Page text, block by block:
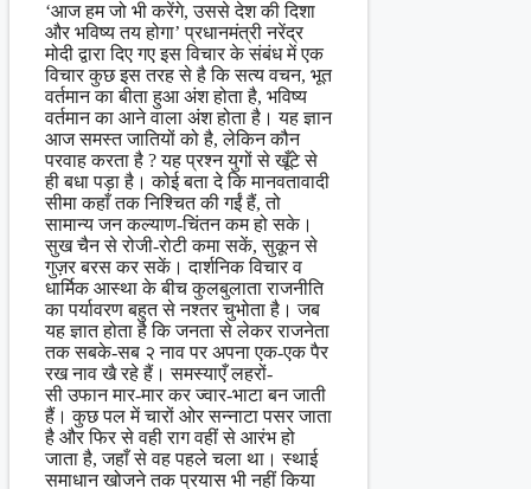
‘आज हम जो भी करेंगे, उससे देश की दिशा
और भविष्य तय होगा’ प्रधानमंत्री नरेंद्र
मोदी द्वारा दिए गए इस विचार के संबंध में एक
विचार कुछ इस तरह से है कि सत्य वचन, भूत
वर्तमान का बीता हुआ अंश होता है, भविष्य
वर्तमान का आने वाला अंश होता है। यह ज्ञान
आज समस्त जातियों को है, लेकिन कौन
परवाह करता है ? यह प्रश्न युगों से खूँटे से
ही बधा पड़ा है। कोई बता दे कि मानवतावादी
सीमा कहाँ तक निश्चित की गईं हैं, तो
सामान्य जन कल्याण-चिंतन कम हो सके।
सुख चैन से रोजी-रोटी कमा सकें, सुकून से
गुज़र बरस कर सकें। दार्शनिक विचार व
धार्मिक आस्था के बीच कुलबुलाता राजनीति
का पर्यावरण बहुत से नश्तर चुभोता है। जब
यह ज्ञात होता है कि जनता से लेकर राजनेता
तक सबके-सब २ नाव पर अपना एक-एक पैर
रख नाव खै रहे हैं। समस्याएँ लहरों-
सी उफान मार-मार कर ज्वार-भाटा बन जाती
हैं। कुछ पल में चारों ओर सन्नाटा पसर जाता
है और फिर से वही राग वहीं से आरंभ हो
जाता है, जहाँ से वह पहले चला था। स्थाई
समाधान खोजने तक प्रयास भी नहीं किया